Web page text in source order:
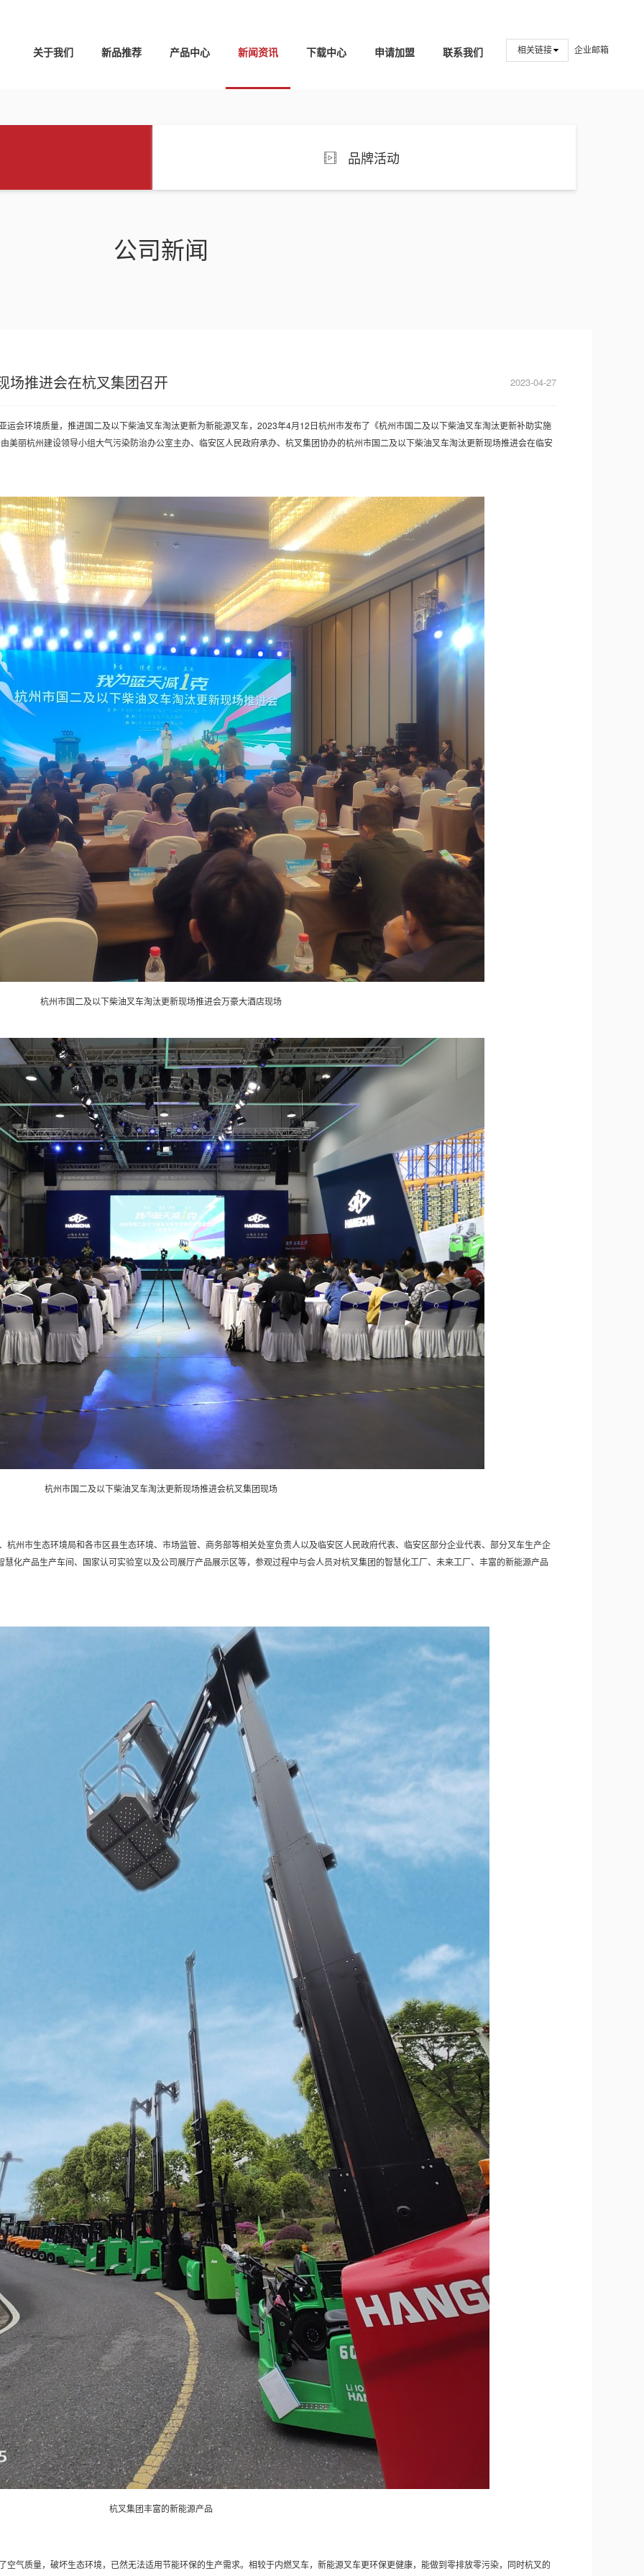
关于我们 新品推荐 产品中心 新闻资讯 下载中心 申请加盟 联系我们 相关链接 企业邮箱
品牌活动
公司新闻
场推进会在杭叉集团召开 2023-04-27
会环境质量，推进国二及以下柴油叉车淘汰更新为新能源叉车，2023年4月12日杭州市发布了《杭州市国二及以下柴油叉车淘汰更新补助实施
美丽杭州建设领导小组大气污染防治办公室主办、临安区人民政府承办、杭叉集团协办的杭州市国二及以下柴油叉车淘汰更新现场推进会在临安
杭州市国二及以下柴油叉车淘汰更新现场推进会万豪大酒店现场
杭州市国二及以下柴油叉车淘汰更新现场推进会杭叉集团现场
州市生态环境局和各市区县生态环境、市场监管、商务部等相关处室负责人以及临安区人民政府代表、临安区部分企业代表、部分叉车生产企
化产品生产车间、国家认可实验室以及公司展厅产品展示区等，参观过程中与会人员对杭叉集团的智慧化工厂、未来工厂、丰富的新能源产品
杭叉集团丰富的新能源产品
气质量，破坏生态环境，已然无法适用节能环保的生产需求。相较于内燃叉车，新能源叉车更环保更健康，能做到零排放零污染，同时杭叉的